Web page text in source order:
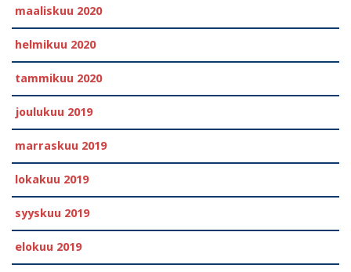
maaliskuu 2020
helmikuu 2020
tammikuu 2020
joulukuu 2019
marraskuu 2019
lokakuu 2019
syyskuu 2019
elokuu 2019